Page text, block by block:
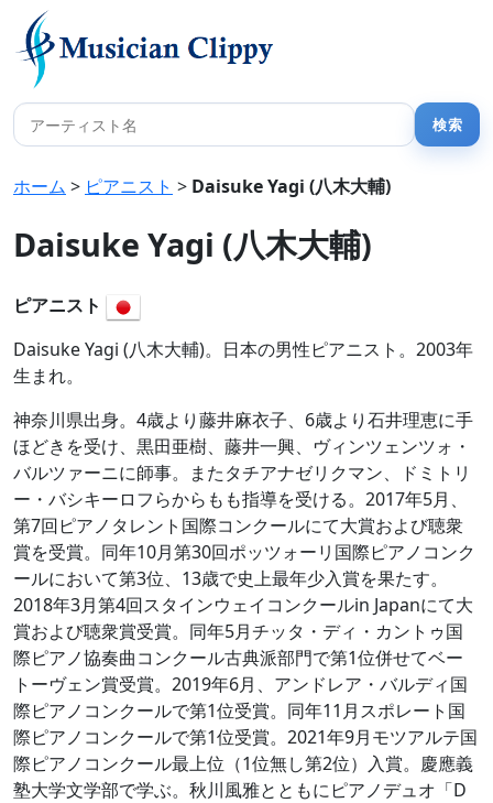
ホーム > ピアニスト > Daisuke Yagi (八木大輔)
Daisuke Yagi (八木大輔)
ピアニスト
Daisuke Yagi (八木大輔)。日本の男性ピアニスト。2003年
生まれ。
神奈川県出身。4歳より藤井麻衣子、6歳より石井理恵に手
ほどきを受け、黒田亜樹、藤井一興、ヴィンツェンツォ・
バルツァーニに師事。またタチアナゼリクマン、ドミトリ
ー・バシキーロフらからもも指導を受ける。2017年5月、
第7回ピアノタレント国際コンクールにて大賞および聴衆
賞を受賞。同年10月第30回ポッツォーリ国際ピアノコンク
ールにおいて第3位、13歳で史上最年少入賞を果たす。
2018年3月第4回スタインウェイコンクールin Japanにて大
賞および聴衆賞受賞。同年5月チッタ・ディ・カントゥ国
際ピアノ協奏曲コンクール古典派部門で第1位併せてベー
トーヴェン賞受賞。2019年6月、アンドレア・バルディ国
際ピアノコンクールで第1位受賞。同年11月スポレート国
際ピアノコンクールで第1位受賞。2021年9月モツアルテ国
際ピアノコンクール最上位（1位無し第2位）入賞。慶應義
塾大学文学部で学ぶ。秋川風雅とともにピアノデュオ「D